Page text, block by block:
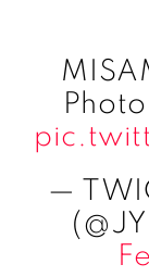
Photo
—